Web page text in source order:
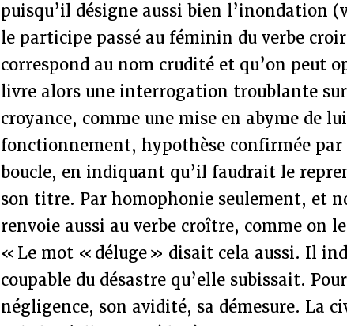
puisqu’il désigne aussi bien l’inondation
le participe passé au féminin du verbe
correspond au nom crudité et qu’on peut
livre alors une interrogation troublante
croyance, comme une mise en abyme de
fonctionnement, hypothèse confirmée par
boucle, en indiquant qu’il faudrait le
son titre. Par homophonie seulement, et
renvoie aussi au verbe croître, comme on le
« Le mot « déluge » disait cela aussi. Il
coupable du désastre qu’elle subissait.
négligence, son avidité, sa démesure. La